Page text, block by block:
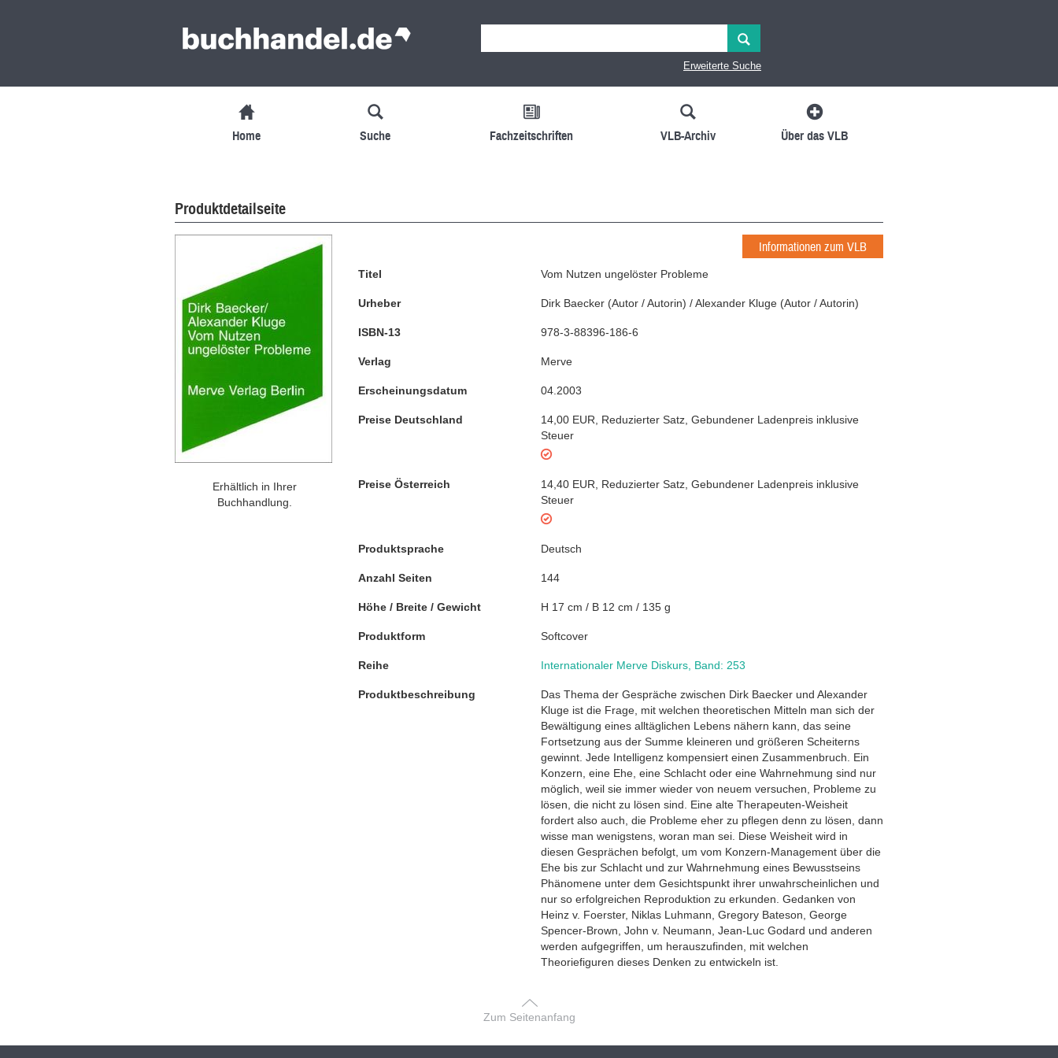
Erweiterte Suche
Home Suche Fachzeitschriften VLB-Archiv Über das VLB
Produktdetailseite
Erhältlich in Ihrer
Buchhandlung.
Informationen zum VLB
Titel Vom Nutzen ungelöster Probleme
Urheber Dirk Baecker (Autor / Autorin) /Alexander Kluge (Autor / Autorin)
ISBN-13 978-3-88396-186-6
Verlag Merve
Erscheinungsdatum 04.2003
Preise Deutschland 14,00 EUR Reduzierter Satz Gebundener Ladenpreis inklusive
Steuer
Preise Österreich 14,40 EUR Reduzierter Satz Gebundener Ladenpreis inklusive
Steuer
Produktsprache Deutsch
Anzahl Seiten 144
Höhe / Breite / Gewicht H 17 cm / B 12 cm / 135 g
Produktform Softcover
Reihe Internationaler Merve Diskurs Band: 253
Produktbeschreibung
Das Thema der Gespräche zwischen Dirk Baecker und Alexander
Kluge ist die Frage, mit welchen theoretischen Mitteln man sich der
Bewältigung eines alltäglichen Lebens nähern kann, das seine
Fortsetzung aus der Summe kleineren und größeren Scheiterns
gewinnt. Jede Intelligenz kompensiert einen Zusammenbruch. Ein
Konzern, eine Ehe, eine Schlacht oder eine Wahrnehmung sind nur
möglich, weil sie immer wieder von neuem versuchen, Probleme zu
lösen, die nicht zu lösen sind. Eine alte Therapeuten-Weisheit
fordert also auch, die Probleme eher zu pflegen denn zu lösen, dann
wisse man wenigstens, woran man sei. Diese Weisheit wird in
diesen Gesprächen befolgt, um vom Konzern-Management über die
Ehe bis zur Schlacht und zur Wahrnehmung eines Bewusstseins
Phänomene unter dem Gesichtspunkt ihrer unwahrscheinlichen und
nur so erfolgreichen Reproduktion zu erkunden. Gedanken von
Heinz v. Foerster, Niklas Luhmann, Gregory Bateson, George
Spencer-Brown, John v. Neumann, Jean-Luc Godard und anderen
werden aufgegriffen, um herauszufinden, mit welchen
Theoriefiguren dieses Denken zu entwickeln ist.
Zum Seitenanfang